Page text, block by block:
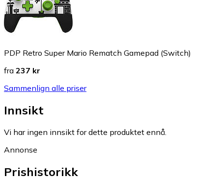
PDP Retro Super Mario Rematch Gamepad (Switch)
fra 237 kr
Sammenlign alle priser
Innsikt
Vi har ingen innsikt for dette produktet ennå.
Annonse
Prishistorikk